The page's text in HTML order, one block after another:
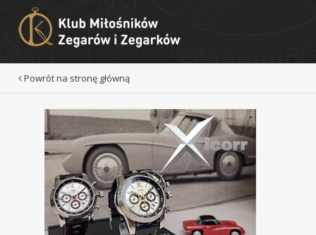
Powrót na stronę główną